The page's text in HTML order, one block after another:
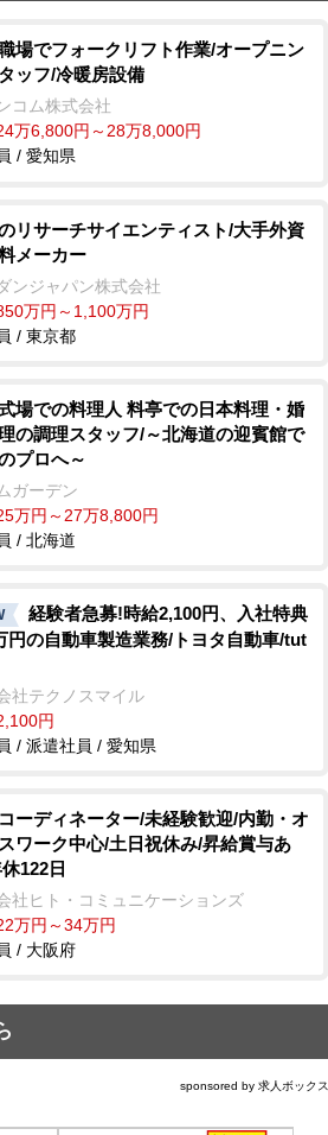
e
場でフォークリフト作業/オープニン
ッフ/冷暖房設備
コム株式会社
万6,800円～28万8,000円
/ 愛知県
リサーチサイエンティスト/大手外資
メーカー
ンジャパン株式会社
万円～1,100万円
/ 東京都
場での料理人 料亭での日本料理・婚
の調理スタッフ/～北海道の迎賓館で
プロへ～
ガーデン
万円～27万8,800円
/ 北海道
経験者急募!時給2,100円、入社特典
円の自動車製造業務/トヨタ自動車/tut
社テクノスマイル
円
/ 派遣社員 / 愛知県
ーディネーター/未経験歓迎/内勤・オ
ワーク中心/土日祝休み/昇給賞与あ
122日
社ヒト・コミュニケーションズ
万円～34万円
/ 大阪府
sponsored by 求人ボックス